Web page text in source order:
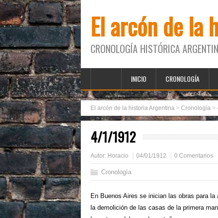
El arcón de la
CRONOLOGÍA HISTÓRICA
INICIO CRONOLOGÍA
El arcón de la historia Argentina > Cronología >
4/1/1912
Autor: Horacio 04/01/1912 0 Comentarios
Cronología
En Buenos Aires se inician las obras para
la demolición de las casas de la primera